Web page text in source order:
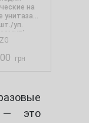
на
унитаза,
уп.
ZG
грн
— это